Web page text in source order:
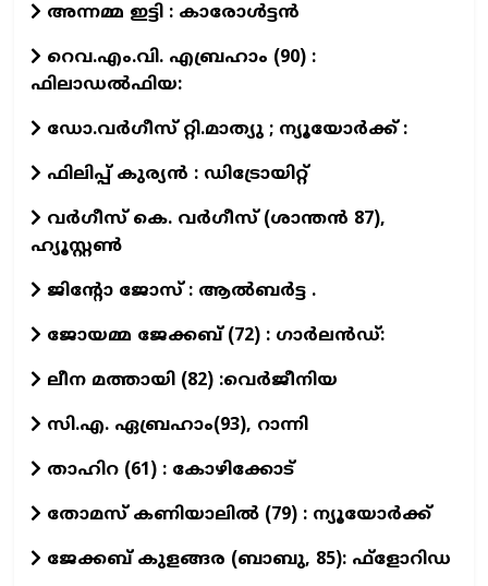
അന്നമ്മ ഇട്ടി : കാരോൾട്ടൻ
റെവ.എം.വി. എബ്രഹാം (90) :
ഫിലാഡൽഫിയ:
ഡോ.വര്‍ഗീസ് റ്റി.മാത്യു ; ന്യൂയോര്‍ക്ക് :
ഫിലിപ്പ് കുര്യൻ : ഡിട്രോയിറ്റ്
വർഗീസ് കെ. വർഗീസ് (ശാന്തൻ 87),
ഹ്യൂസ്റ്റൺ
ജിന്റോ ജോസ് : ആല്‍ബര്‍ട്ട .
ജോയമ്മ ജേക്കബ് (72) : ഗാര്‍ലന്‍ഡ്:
ലീന മത്തായി (82) :വെർജീനിയ
സി.എ. ഏബ്രഹാം(93), റാന്നി
താഹിറ (61) : കോഴിക്കോട്
തോമസ് കണിയാലില്‍ (79) : ന്യൂയോര്‍ക്ക്
ജേക്കബ് കുളങ്ങര (ബാബു, 85): ഫ്‌ളോറിഡ